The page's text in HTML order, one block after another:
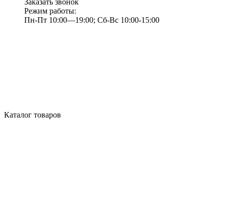
Заказать звонок
Режим работы:
Пн-Пт 10:00—19:00; Сб-Вс 10:00-15:00
Каталог товаров